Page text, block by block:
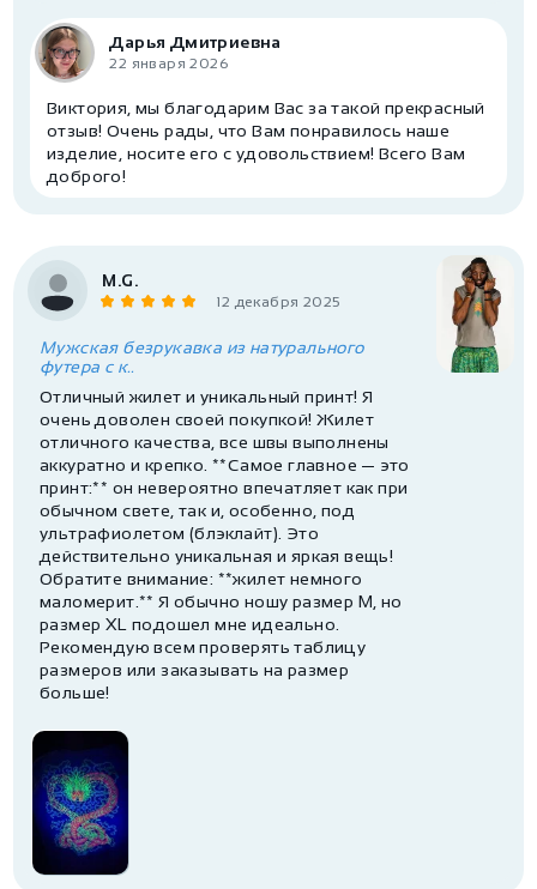
Дарья Дмитриевна
22 января 2026
Виктория, мы благодарим Вас за такой прекрасный
отзыв! Очень рады, что Вам понравилось наше
изделие, носите его с удовольствием! Всего Вам
доброго!
M.G.
12 декабря 2025
Мужская безрукавка из натурального
футера с к..
Отличный жилет и уникальный принт! Я
очень доволен своей покупкой! Жилет
отличного качества, все швы выполнены
аккуратно и крепко. **Самое главное — это
принт:** он невероятно впечатляет как при
обычном свете, так и, особенно, под
ультрафиолетом (блэклайт). Это
действительно уникальная и яркая вещь!
Обратите внимание: **жилет немного
маломерит.** Я обычно ношу размер M, но
размер XL подошел мне идеально.
Рекомендую всем проверять таблицу
размеров или заказывать на размер
больше!